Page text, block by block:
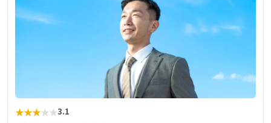
★★★★★3.1